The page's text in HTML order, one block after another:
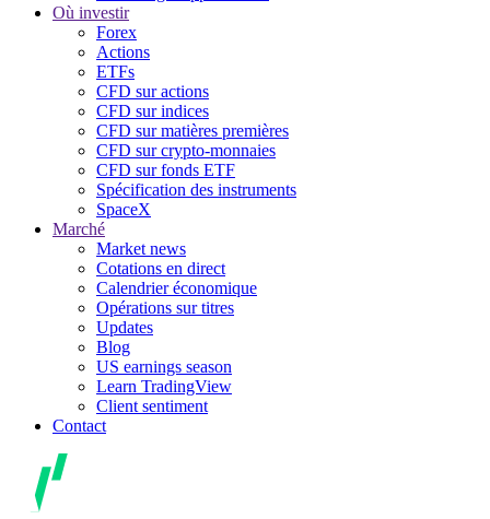
Où investir
Forex
Actions
ETFs
CFD sur actions
CFD sur indices
CFD sur matières premières
CFD sur crypto-monnaies
CFD sur fonds ETF
Spécification des instruments
SpaceX
Marché
Market news
Cotations en direct
Calendrier économique
Opérations sur titres
Updates
Blog
US earnings season
Learn TradingView
Client sentiment
Contact